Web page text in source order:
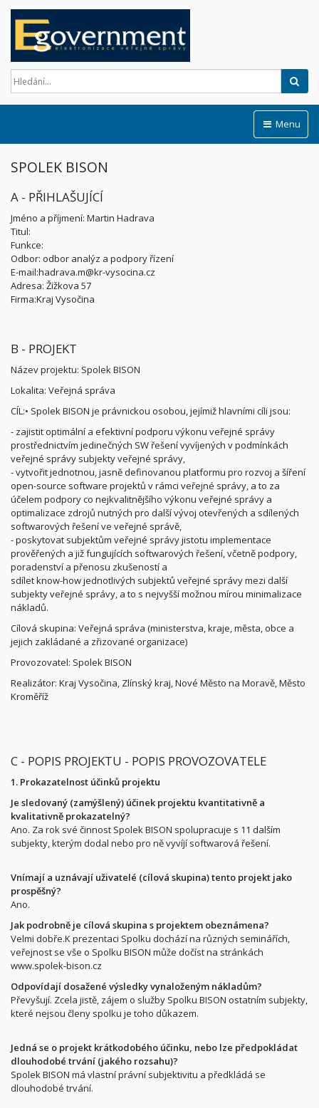
Menu
SPOLEK BISON
A - PŘIHLAŠUJÍCÍ
Jméno a příjmení: Martin Hadrava
Titul:
Funkce:
Odbor: odbor analýz a podpory řízení
E-mail:hadrava.m@kr-vysocina.cz
Adresa: Žižkova 57
Firma:Kraj Vysočina
B - PROJEKT
Název projektu: Spolek BISON
Lokalita: Veřejná správa
CÍL:• Spolek BISON je právnickou osobou, jejímiž hlavními cíli jsou:
- zajistit optimální a efektivní podporu výkonu veřejné správy
prostřednictvím jedinečných SW řešení vyvíjených v podmínkách
veřejné správy subjekty veřejné správy,
- vytvořit jednotnou, jasně definovanou platformu pro rozvoj a šíření
open-source software projektů v rámci veřejné správy, a to za
účelem podpory co nejkvalitnějšího výkonu veřejné správy a
optimalizace zdrojů nutných pro další vývoj otevřených a sdílených
softwarových řešení ve veřejné správě,
- poskytovat subjektům veřejné správy jistotu implementace
prověřených a již fungujících softwarových řešení, včetně podpory,
poradenství a přenosu zkušeností a
sdílet know-how jednotlivých subjektů veřejné správy mezi další
subjekty veřejné správy, a to s nejvyšší možnou mírou minimalizace
nákladů.
Cílová skupina: Veřejná správa (ministerstva, kraje, města, obce a
jejich zakládané a zřizované organizace)
Provozovatel: Spolek BISON
Realizátor: Kraj Vysočina, Zlínský kraj, Nové Město na Moravě, Město
Kroměříž
C - POPIS PROJEKTU - POPIS PROVOZOVATELE
1. Prokazatelnost účinků projektu
Je sledovaný (zamýšlený) účinek projektu kvantitativně a
kvalitativně prokazatelný?
Ano. Za rok své činnost Spolek BISON spolupracuje s 11 dalším
subjekty, kterým dodal nebo pro ně vyvíjí softwarová řešení.
Vnímají a uznávají uživatelé (cílová skupina) tento projekt jako
prospěšný?
Ano.
Jak podrobně je cílová skupina s projektem obeznámena?
Velmi dobře.K prezentaci Spolku dochází na různých seminářích,
veřejnost se vše o Spolku BISON může dočíst na stránkách
www.spolek-bison.cz
Odpovídají dosažené výsledky vynaloženým nákladům?
Převyšují. Zcela jistě, zájem o služby Spolku BISON ostatním subjekty,
které nejsou členy spolku je toho důkazem.
Jedná se o projekt krátkodobého účinku, nebo lze předpokládat
dlouhodobé trvání (jakého rozsahu)?
Spolek BISON má vlastní právní subjektivitu a předkládá se
dlouhodobé trvání.